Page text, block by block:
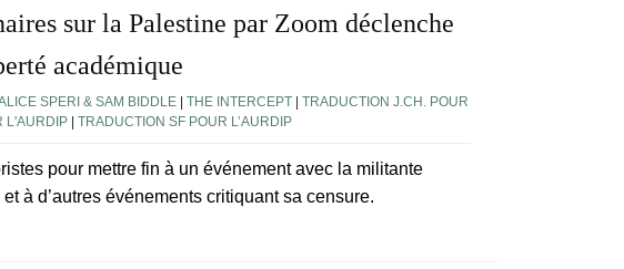
sur la Palestine par Zoom déclenche
académique
SPERI & SAM BIDDLE | THE INTERCEPT | TRADUCTION J.CH. POUR
L'AURDIP | TRADUCTION SF POUR L’AURDIP
pour mettre fin à un événement avec la militante
à d’autres événements critiquant sa censure.